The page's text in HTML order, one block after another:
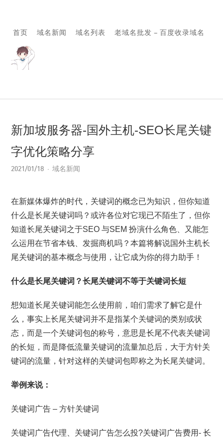
首页 域名新闻 域名列表 老域名批发 – 百度收录域名
新加坡服务器-国外主机-SEO长尾关键
字优化策略分享
2021/01/18 域名新闻
在新媒体爆炸的时代，关键词的概念已为知识，但你知道
什么是长尾关键词吗？或许各位对它现已不陌生了，但你
知道长尾关键词之于SEO 与SEM 扮演什么角色、又能怎
么运用在节省本钱、发掘商机吗？本篇将解说国外主机长
尾关键词的基本概念与使用，让它成为你的得力助手！
什么是长尾关键词？长尾关键词不等于关键词长短
想知道长尾关键词能怎么使用前，咱们需求了解它是什
么，事实上长尾关键词并不是指某个关键词的类别或状
态，而是一个关键词包的称号，意思是长尾不代表关键词
的长短，而是降低流量关键词的流量加总后，大于方针关
键词的流量，针对这样的关键词包即称之为长尾关键词。
举例来说：
关键词广告 – 方针关键词
关键词广告代理、关键词广告怎么投?关键词广告费用- 长